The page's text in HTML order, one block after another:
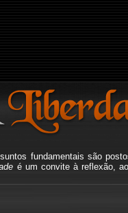
fundamentais são
é um convite à reflexão,